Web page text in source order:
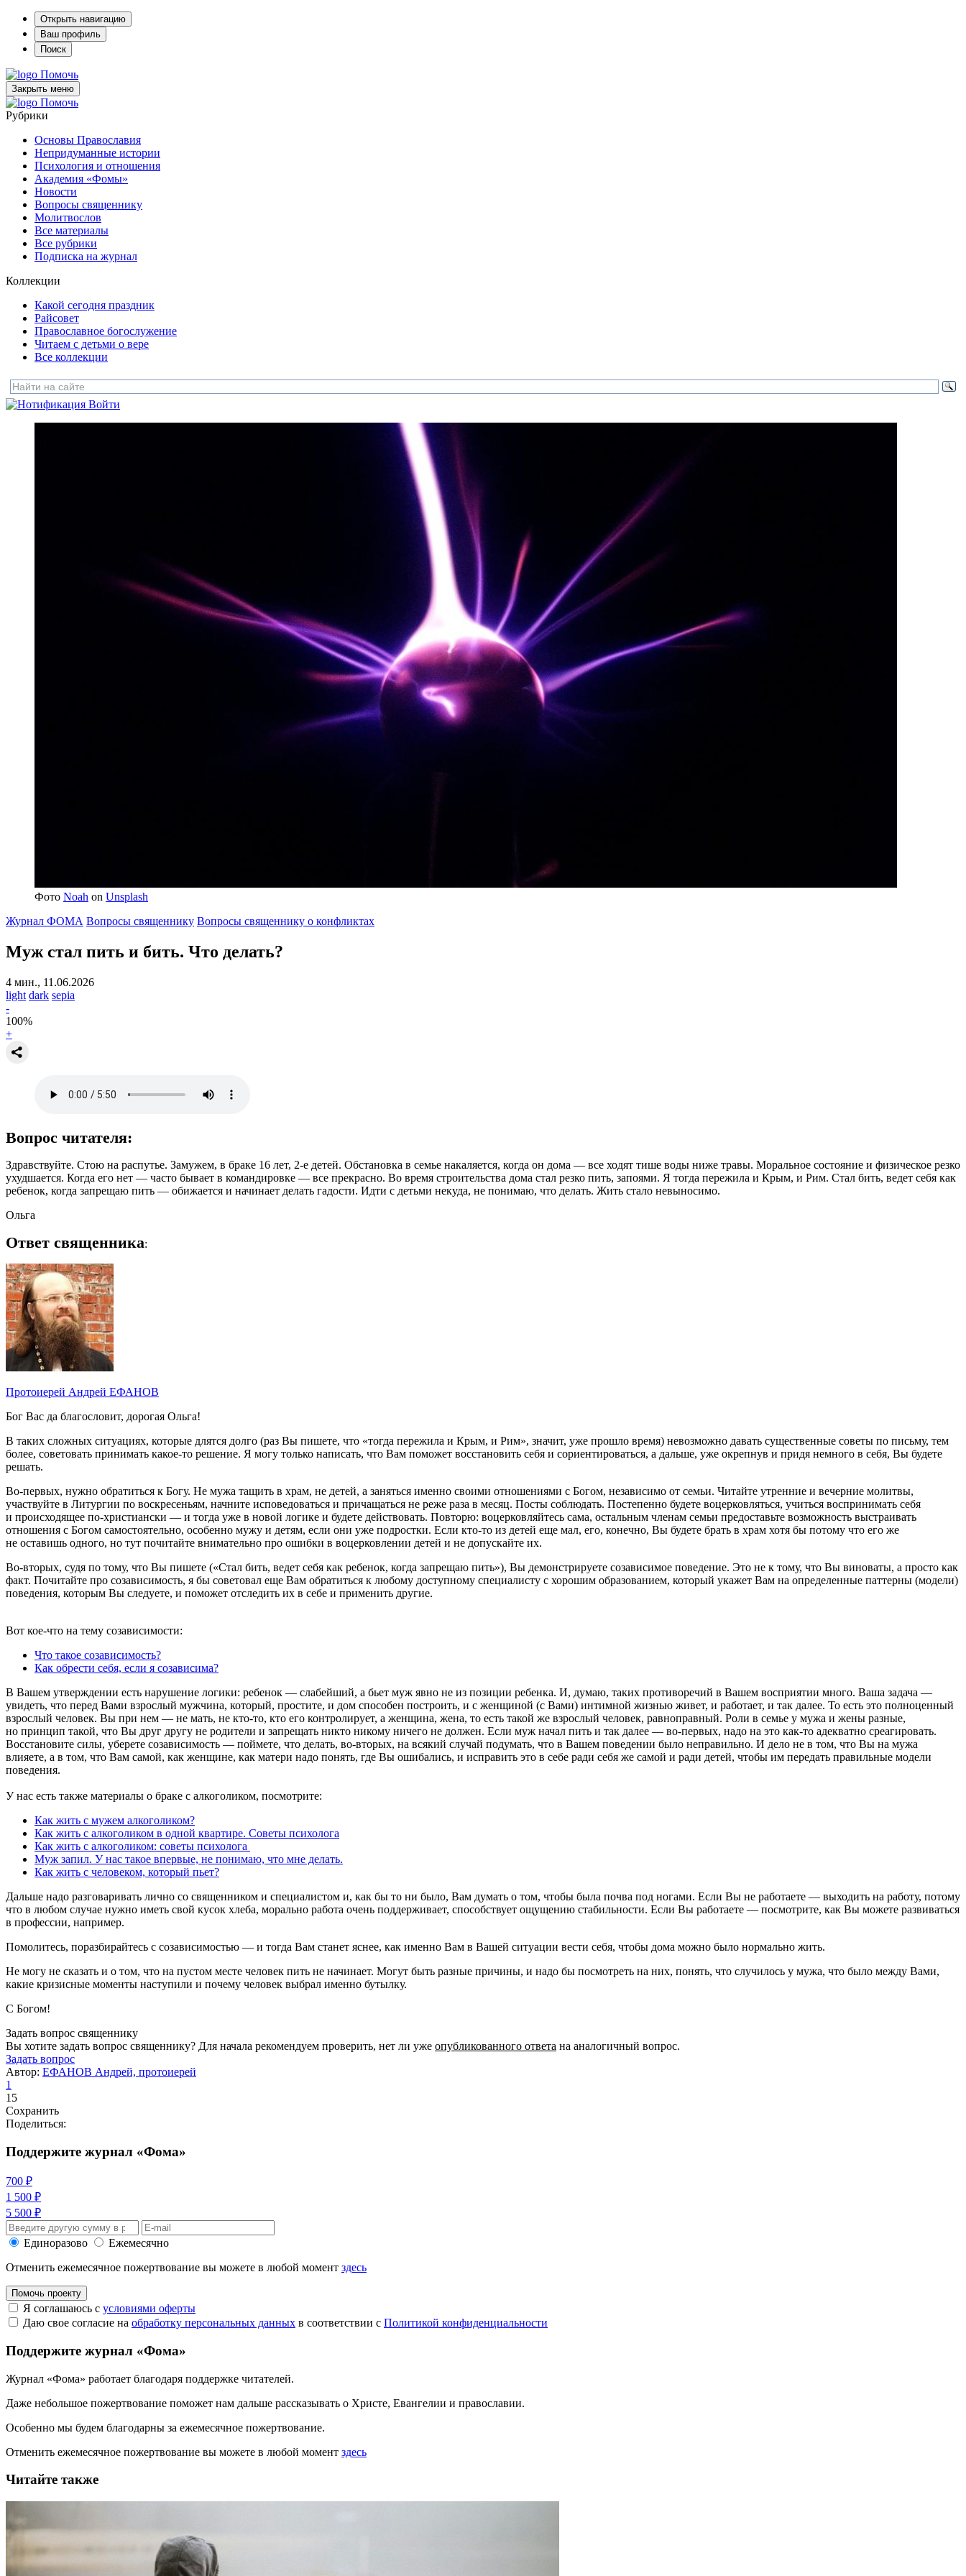
Открыть навигацию
Ваш профиль
Поиск
Помочь
Закрыть меню
Помочь
Рубрики
Основы Православия
Непридуманные истории
Психология и отношения
Академия «Фомы»
Новости
Вопросы священнику
Молитвослов
Все материалы
Все рубрики
Подписка на журнал
Коллекции
Какой сегодня праздник
Райсовет
Православное богослужение
Читаем с детьми о вере
Все коллекции
Войти
Фото Noah on Unsplash
Журнал ФОМА Вопросы священнику Вопросы священнику о конфликтах
Муж стал пить и бить. Что делать?
4 мин., 11.06.2026
light dark sepia
-
100%
+
Вопрос читателя:
Здравствуйте. Стою на распутье. Замужем, в браке 16 лет, 2-е детей. Обстановка в семье накаляется, когда он дома — все ходят тише воды ниже травы. Моральное состояние и физическое резко
ухудшается. Когда его нет — часто бывает в командировке — все прекрасно. Во время строительства дома стал резко пить, запоями. Я тогда пережила и Крым, и Рим. Стал бить, ведет себя как
ребенок, когда запрещаю пить — обижается и начинает делать гадости. Идти с детьми некуда, не понимаю, что делать. Жить стало невыносимо.
Ольга
Ответ священника:
Протоиерей Андрей ЕФАНОВ
Бог Вас да благословит, дорогая Ольга!
В таких сложных ситуациях, которые длятся долго (раз Вы пишете, что «тогда пережила и Крым, и Рим», значит, уже прошло время) невозможно давать существенные советы по письму, тем
более, советовать принимать какое-то решение. Я могу только написать, что Вам поможет восстановить себя и сориентироваться, а дальше, уже окрепнув и придя немного в себя, Вы будете
решать.
Во-первых, нужно обратиться к Богу. Не мужа тащить в храм, не детей, а заняться именно своими отношениями с Богом, независимо от семьи. Читайте утренние и вечерние молитвы,
участвуйте в Литургии по воскресеньям, начните исповедоваться и причащаться не реже раза в месяц. Посты соблюдать. Постепенно будете воцерковляться, учиться воспринимать себя
и происходящее по-христиански — и тогда уже в новой логике и будете действовать. Повторю: воцерковляйтесь сама, остальным членам семьи предоставьте возможность выстраивать
отношения с Богом самостоятельно, особенно мужу и детям, если они уже подростки. Если кто-то из детей еще мал, его, конечно, Вы будете брать в храм хотя бы потому что его же
не оставишь одного, но тут почитайте внимательно про ошибки в воцерковлении детей и не допускайте их.
Во-вторых, судя по тому, что Вы пишете («Стал бить, ведет себя как ребенок, когда запрещаю пить»), Вы демонстрируете созависимое поведение. Это не к тому, что Вы виноваты, а просто как
факт. Почитайте про созависимость, я бы советовал еще Вам обратиться к любому доступному специалисту с хорошим образованием, который укажет Вам на определенные паттерны (модели)
поведения, которым Вы следуете, и поможет отследить их в себе и применить другие.
Вот кое-что на тему созависимости:
Что такое созависимость?
Как обрести себя, если я созависима?
В Вашем утверждении есть нарушение логики: ребенок — слабейший, а бьет муж явно не из позиции ребенка. И, думаю, таких противоречий в Вашем восприятии много. Ваша задача —
увидеть, что перед Вами взрослый мужчина, который, простите, и дом способен построить, и с женщиной (с Вами) интимной жизнью живет, и работает, и так далее. То есть это полноценный
взрослый человек. Вы при нем — не мать, не кто-то, кто его контролирует, а женщина, жена, то есть такой же взрослый человек, равноправный. Роли в семье у мужа и жены разные,
но принцип такой, что Вы друг другу не родители и запрещать никто никому ничего не должен. Если муж начал пить и так далее — во-первых, надо на это как-то адекватно среагировать.
Восстановите силы, уберете созависимость — поймете, что делать, во-вторых, на всякий случай подумать, что в Вашем поведении было неправильно. И дело не в том, что Вы на мужа
влияете, а в том, что Вам самой, как женщине, как матери надо понять, где Вы ошибались, и исправить это в себе ради себя же самой и ради детей, чтобы им передать правильные модели
поведения.
У нас есть также материалы о браке с алкоголиком, посмотрите:
Как жить с мужем алкоголиком?
Как жить с алкоголиком в одной квартире. Советы психолога
Как жить с алкоголиком: советы психолога
Муж запил. У нас такое впервые, не понимаю, что мне делать.
Как жить с человеком, который пьет?
Дальше надо разговаривать лично со священником и специалистом и, как бы то ни было, Вам думать о том, чтобы была почва под ногами. Если Вы не работаете — выходить на работу, потому
что в любом случае нужно иметь свой кусок хлеба, морально работа очень поддерживает, способствует ощущению стабильности. Если Вы работаете — посмотрите, как Вы можете развиваться
в профессии, например.
Помолитесь, поразбирайтесь с созависимостью — и тогда Вам станет яснее, как именно Вам в Вашей ситуации вести себя, чтобы дома можно было нормально жить.
Не могу не сказать и о том, что на пустом месте человек пить не начинает. Могут быть разные причины, и надо бы посмотреть на них, понять, что случилось у мужа, что было между Вами,
какие кризисные моменты наступили и почему человек выбрал именно бутылку.
С Богом!
Задать вопрос священнику
Вы хотите задать вопрос священнику? Для начала рекомендуем проверить, нет ли уже опубликованного ответа на аналогичный вопрос.
Задать вопрос
Автор: ЕФАНОВ Андрей, протоиерей
1
15
Сохранить
Поделиться:
Поддержите журнал «Фома»
700 ₽
1 500 ₽
5 500 ₽
Единоразово
Ежемесячно
Отменить ежемесячное пожертвование вы можете в любой момент здесь
Помочь проекту
Я соглашаюсь с условиями оферты
Даю свое согласие на обработку персональных данных в соответствии с Политикой конфиденциальности
Поддержите журнал «Фома»
Журнал «Фома» работает благодаря поддержке читателей.
Даже небольшое пожертвование поможет нам дальше рассказывать о Христе, Евангелии и православии.
Особенно мы будем благодарны за ежемесячное пожертвование.
Отменить ежемесячное пожертвование вы можете в любой момент здесь
Читайте также